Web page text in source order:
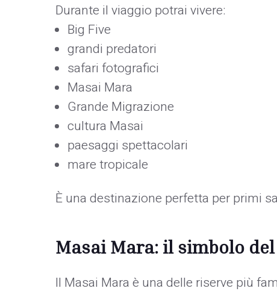
Durante il viaggio potrai vivere:
Big Five
grandi predatori
safari fotografici
Masai Mara
Grande Migrazione
cultura Masai
paesaggi spettacolari
mare tropicale
È una destinazione perfetta per primi
Masai Mara: il simbolo
Il Masai Mara è una delle riserve più